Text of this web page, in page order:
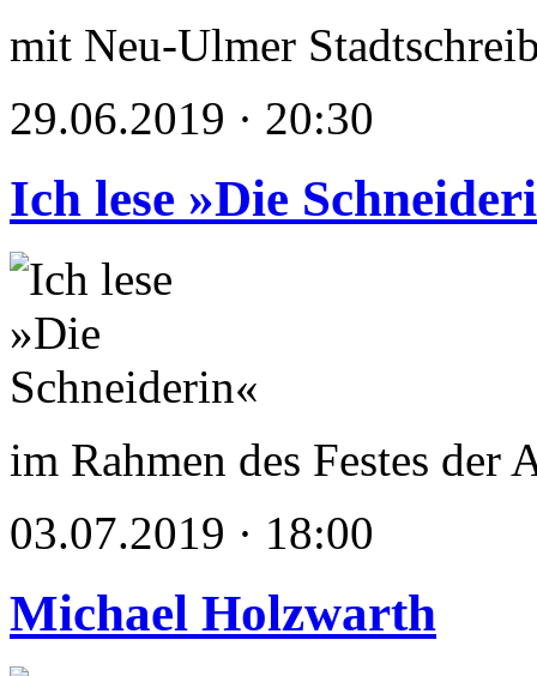
mit Neu-Ulmer
29.06.2019 · 20:30
Ich lese »Die
im Rahmen des Festes der
03.07.2019 · 18:00
Michael Holzwarth